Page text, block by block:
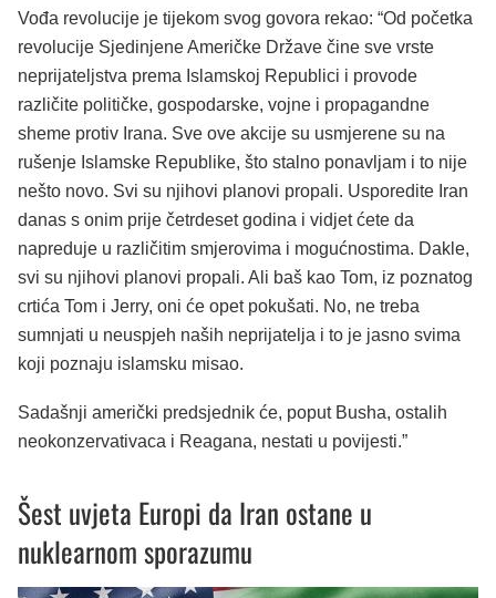
Vođa revolucije je tijekom svog govora rekao: “Od početka
revolucije Sjedinjene Američke Države čine sve vrste
neprijateljstva prema Islamskoj Republici i provode
različite političke, gospodarske, vojne i propagandne
sheme protiv Irana. Sve ove akcije su usmjerene su na
rušenje Islamske Republike, što stalno ponavljam i to nije
nešto novo. Svi su njihovi planovi propali. Usporedite Iran
danas s onim prije četrdeset godina i vidjet ćete da
napreduje u različitim smjerovima i mogućnostima. Dakle,
svi su njihovi planovi propali. Ali baš kao Tom, iz poznatog
crtića Tom i Jerry, oni će opet pokušati. No, ne treba
sumnjati u neuspjeh naših neprijatelja i to je jasno svima
koji poznaju islamsku misao.
Sadašnji američki predsjednik će, poput Busha, ostalih
neokonzervativaca i Reagana, nestati u povijesti.”
Šest uvjeta Europi da Iran ostane u
nuklearnom sporazumu